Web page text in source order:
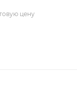
цену